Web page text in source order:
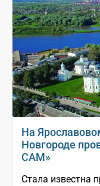
На
Новгороде
САМ»
Стала известна